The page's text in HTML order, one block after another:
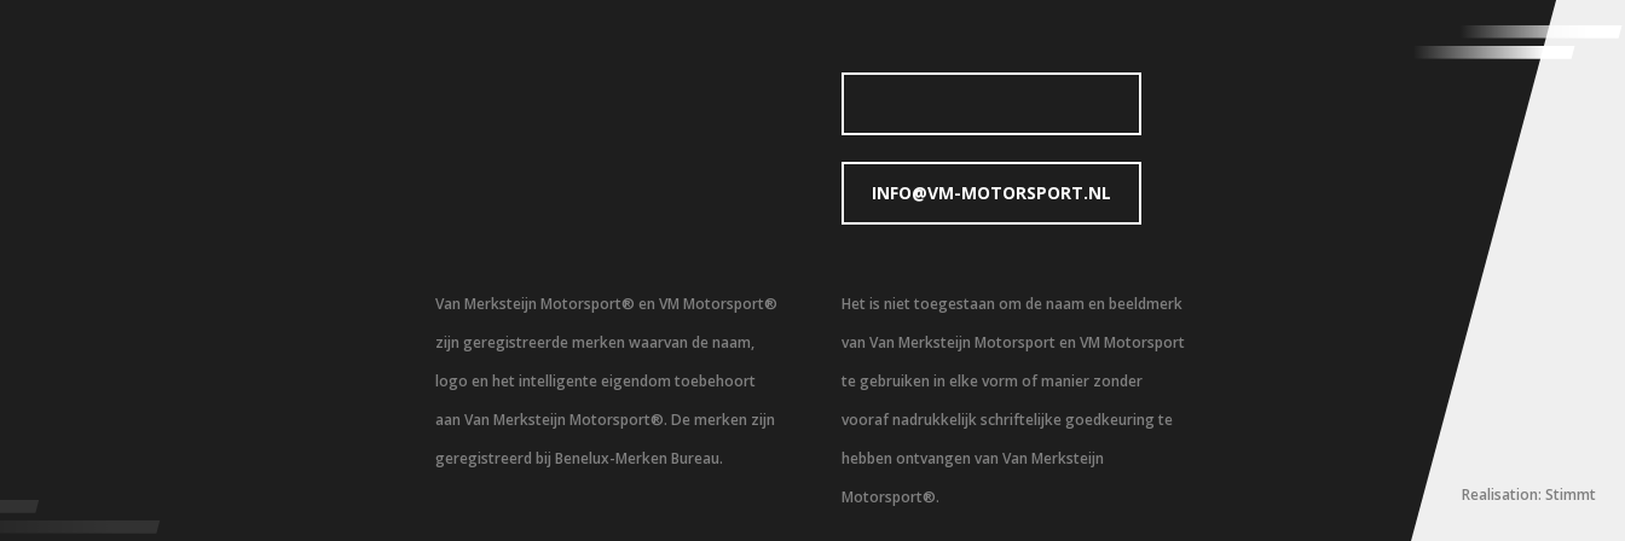
INFO@VM-MOTORSPORT.NL
Van Merksteijn Motorsport® en VM Motorsport®
zijn geregistreerde merken waarvan de naam,
logo en het intelligente eigendom toebehoort
aan Van Merksteijn Motorsport®. De merken zijn
geregistreerd bij Benelux-Merken Bureau.
Het is niet toegestaan om de naam en beeldmerk
van Van Merksteijn Motorsport en VM Motorsport
te gebruiken in elke vorm of manier zonder
vooraf nadrukkelijk schriftelijke goedkeuring te
hebben ontvangen van Van Merksteijn
Motorsport®.
Realisation: Stimmt